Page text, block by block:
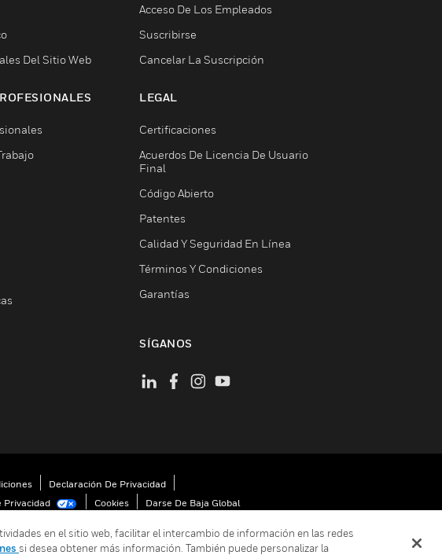
Del Sitio Web
Acceso De Los Empleados
Suscribirse
Cancelar La Suscripción
LEGAL
Certificaciones
Acuerdos De Licencia De Usuario
Final
Código Abierto
Patentes
Calidad Y Seguridad En Línea
Términos Y Condiciones
Garantías
SÍGANOS
Declaración De Privacidad
Privacidad
Cookies Darse De Baja Global
en el sitio web, facilitar el intercambio de información en las redes
si desea obtener más información. También puede personalizar la